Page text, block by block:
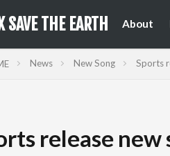
SAVE THE EARTH About
News New Song Sports
release